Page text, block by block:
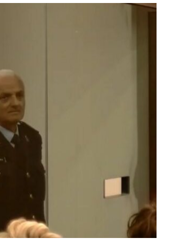
7:01
Irani dhe Omani arrijnë marrëveshje
për Ngushticën...
Berat Gjimshiti largohet pas 9
6:24